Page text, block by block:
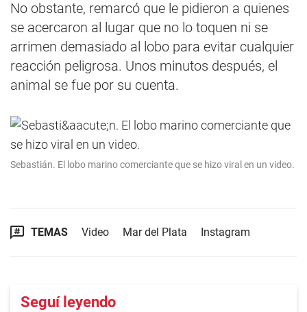
No obstante, remarcó que le pidieron a quienes
se acercaron al lugar que no lo toquen ni se
arrimen demasiado al lobo para evitar cualquier
reacción peligrosa. Unos minutos después, el
animal se fue por su cuenta.
Sebastián. El lobo marino comerciante que se hizo viral en un video.
TEMAS Video Mar del Plata Instagram
Seguí leyendo